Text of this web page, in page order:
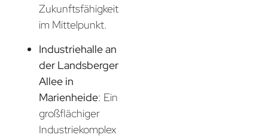
Zukunftsfähigkeit
im Mittelpunkt.
Industriehalle an
der Landsberger
Allee in
Marienheide: Ein
großflächiger
Industriekomplex